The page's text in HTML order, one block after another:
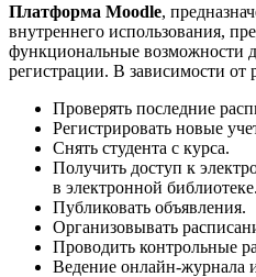
Платформа Moodle,
внутреннего использования,
функциональные возможности
регистрации. В зависимости от
Проверять последние
Регистрировать новые
Снять студента с курса.
Получить доступ к
в электронной библиотеке.
Публиковать объявления.
Организовывать
Проводить контрольные
Ведение онлайн-журнала